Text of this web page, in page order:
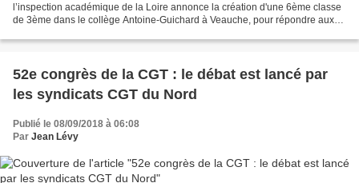
l’inspection académique de la Loire annonce la création d'une 6ème classe
de 3ème dans le collège Antoine-Guichard à Veauche, pour répondre aux
52e congrès de la CGT : le débat est lancé par
les syndicats CGT du Nord
Publié le 08/09/2018 à 06:08
Par Jean Lévy